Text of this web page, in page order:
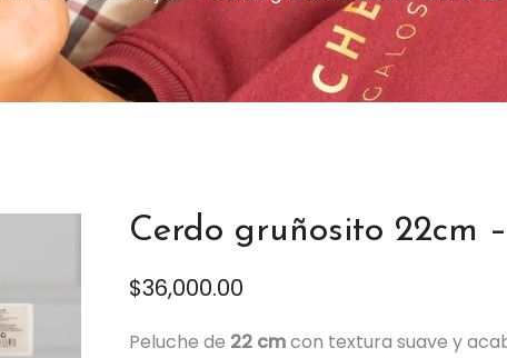
Cerdo gruñosito 22cm
$36,000.00
Peluche de 22 cmcon textura suave y